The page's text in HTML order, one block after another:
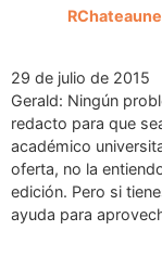
29 de julio de 2015
Gerald: Ningún
redacto para que
académico
oferta, no la
edición. Pero si
ayuda para